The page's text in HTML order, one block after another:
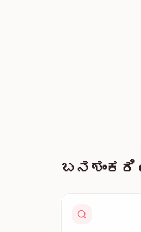
ಬನಶಂಕರಿ